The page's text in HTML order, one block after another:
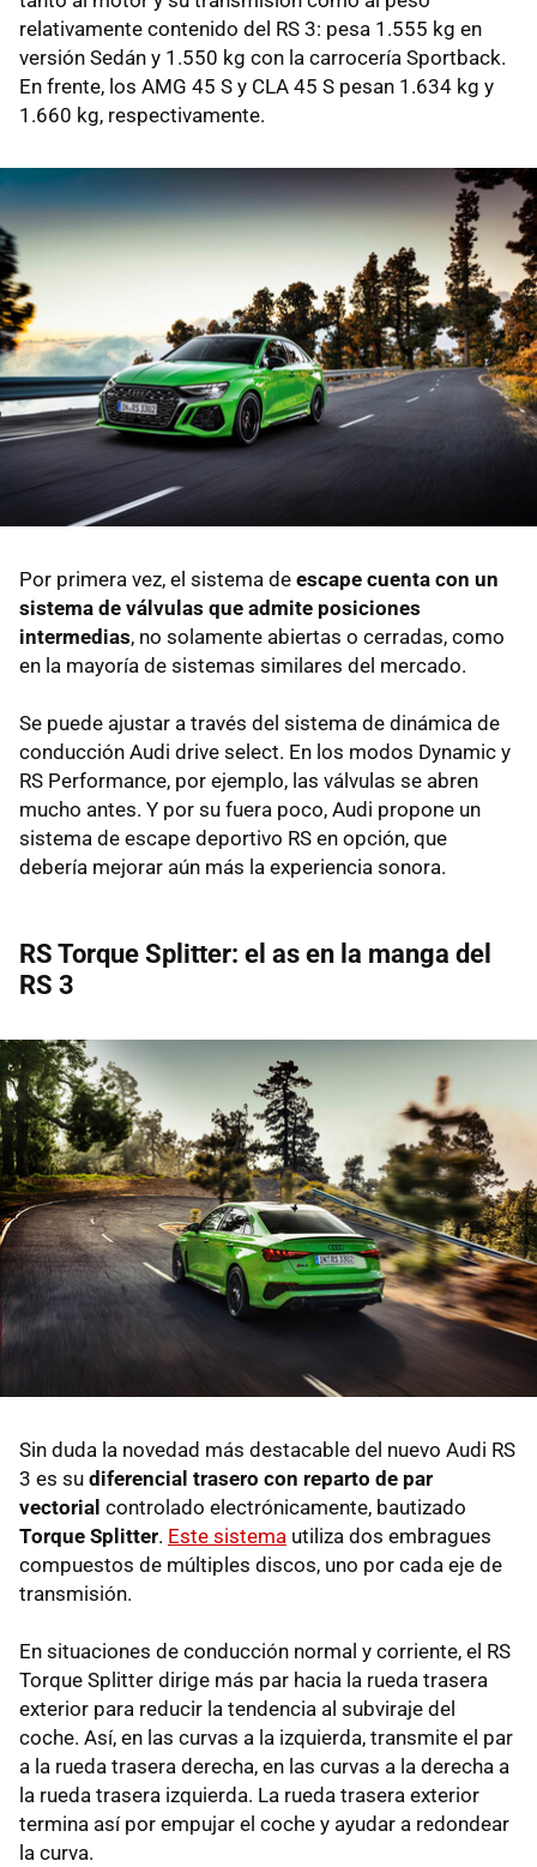
relativamente contenido del RS 3: pesa 1.555 kg en
versión Sedán y 1.550 kg con la carrocería Sportback.
En frente, los AMG 45 S y CLA 45 S pesan 1.634 kg y
1.660 kg, respectivamente.
Por primera vez, el sistema de escape cuenta con un
sistema de válvulas que admite posiciones
intermedias, no solamente abiertas o cerradas, como
en la mayoría de sistemas similares del mercado.
Se puede ajustar a través del sistema de dinámica de
conducción Audi drive select. En los modos Dynamic y
RS Performance, por ejemplo, las válvulas se abren
mucho antes. Y por su fuera poco, Audi propone un
sistema de escape deportivo RS en opción, que
debería mejorar aún más la experiencia sonora.
RS Torque Splitter: el as en la manga del
RS 3
Sin duda la novedad más destacable del nuevo Audi RS
3 es su diferencial trasero con reparto de par
vectorial controlado electrónicamente, bautizado
Torque Splitter. Este sistema utiliza dos embragues
compuestos de múltiples discos, uno por cada eje de
transmisión.
En situaciones de conducción normal y corriente, el RS
Torque Splitter dirige más par hacia la rueda trasera
exterior para reducir la tendencia al subviraje del
coche. Así, en las curvas a la izquierda, transmite el par
a la rueda trasera derecha, en las curvas a la derecha a
la rueda trasera izquierda. La rueda trasera exterior
termina así por empujar el coche y ayudar a redondear
la curva.